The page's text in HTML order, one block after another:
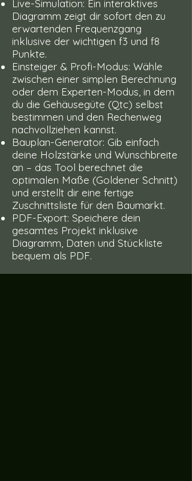
Live-Simulation: Ein interaktives
Diagramm zeigt dir sofort den zu
erwartenden Frequenzgang
inklusive der wichtigen f3 und f8
Punkte.
Einsteiger & Profi-Modus: Wähle
zwischen einer simplen Berechnung
oder dem Experten-Modus, in dem
du die Gehäusegüte (Qtc) selbst
bestimmen und den Rechenweg
nachvollziehen kannst.
Bauplan-Generator: Gib einfach
deine Holzstärke und Wunschbreite
an – das Tool berechnet die
optimalen Maße (Goldener Schnitt)
und erstellt dir eine fertige
Zuschnittsliste für den Baumarkt.
PDF-Export: Speichere dein
gesamtes Projekt inklusive
Diagramm, Daten und Stückliste
bequem als PDF.